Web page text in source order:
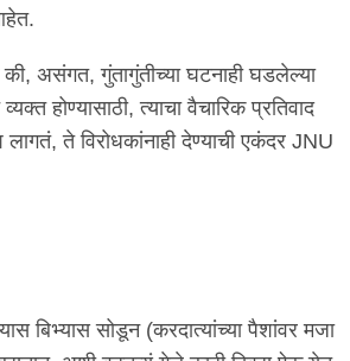
की, असंगत, गुंतागुंतीच्या घटनाही घडलेल्या
होण्यासाठी, त्याचा वैचारिक प्रतिवाद
ते विरोधकांनाही देण्याची एकंदर JNU
बिभ्यास सोडून (करदात्यांच्या पैशांवर मजा